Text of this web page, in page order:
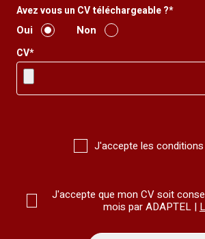
Avez vous un CV téléchargeable ?*
Oui Non
CV*
J'accepte les
J'accepte que mon CV soit
mois par ADAPTEL |